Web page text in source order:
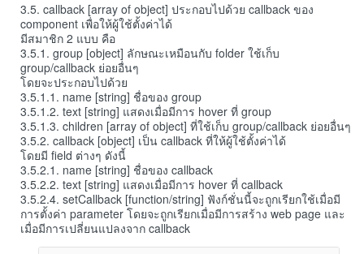
3.5. callback [array of object] ประกอบไปด้วย callback ของ
component เพื่อให้ผู้ใช้ตั้งค่าได้
มีสมาชิก 2 แบบ คือ
3.5.1. group [object] ลักษณะเหมือนกับ folder ใช้เก็บ
group/callback ย่อยอื่นๆ
โดยจะประกอบไปด้วย
3.5.1.1. name [string] ชื่อของ group
3.5.1.2. text [string] แสดงเมื่อมีการ hover ที่ group
3.5.1.3. children [array of object] ที่ใช้เก็บ group/callback ย่อยอื่นๆ
3.5.2. callback [object] เป็น callback ที่ให้ผู้ใช้ตั้งค่าได้
โดยมี field ต่างๆ ดังนี้
3.5.2.1. name [string] ชื่อของ callback
3.5.2.2. text [string] แสดงเมื่อมีการ hover ที่ callback
3.5.2.4. setCallback [function/string] ฟังก์ชั่นนี้จะถูกเรียกใช้เมื่อมี
การตั้งค่า parameter โดยจะถูกเรียกเมื่อมีการสร้าง web page และ
เมื่อมีการเปลี่ยนแปลงจาก callback